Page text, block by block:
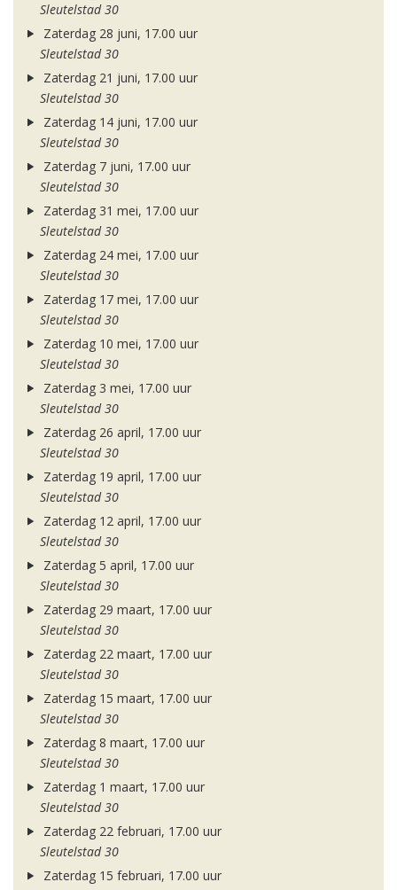
Sleutelstad 30
Zaterdag 28 juni, 17.00 uur
Sleutelstad 30
Zaterdag 21 juni, 17.00 uur
Sleutelstad 30
Zaterdag 14 juni, 17.00 uur
Sleutelstad 30
Zaterdag 7 juni, 17.00 uur
Sleutelstad 30
Zaterdag 31 mei, 17.00 uur
Sleutelstad 30
Zaterdag 24 mei, 17.00 uur
Sleutelstad 30
Zaterdag 17 mei, 17.00 uur
Sleutelstad 30
Zaterdag 10 mei, 17.00 uur
Sleutelstad 30
Zaterdag 3 mei, 17.00 uur
Sleutelstad 30
Zaterdag 26 april, 17.00 uur
Sleutelstad 30
Zaterdag 19 april, 17.00 uur
Sleutelstad 30
Zaterdag 12 april, 17.00 uur
Sleutelstad 30
Zaterdag 5 april, 17.00 uur
Sleutelstad 30
Zaterdag 29 maart, 17.00 uur
Sleutelstad 30
Zaterdag 22 maart, 17.00 uur
Sleutelstad 30
Zaterdag 15 maart, 17.00 uur
Sleutelstad 30
Zaterdag 8 maart, 17.00 uur
Sleutelstad 30
Zaterdag 1 maart, 17.00 uur
Sleutelstad 30
Zaterdag 22 februari, 17.00 uur
Sleutelstad 30
Zaterdag 15 februari, 17.00 uur